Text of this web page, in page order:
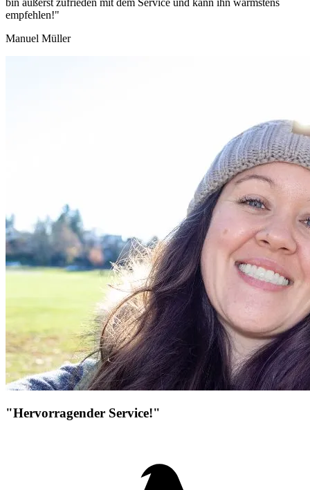
empfehlen!"
Manuel Müller
"Hervorragender Service!"